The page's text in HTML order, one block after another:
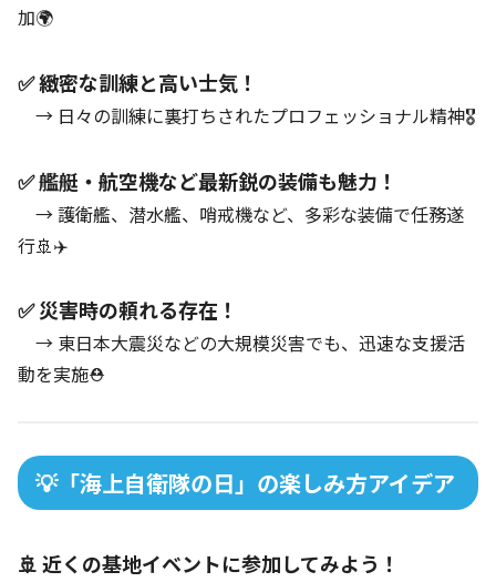
加🌍
✅ 緻密な訓練と高い士気！
→ 日々の訓練に裏打ちされたプロフェッショナル精神🎖️
✅ 艦艇・航空機など最新鋭の装備も魅力！
→ 護衛艦、潜水艦、哨戒機など、多彩な装備で任務遂
行🚢✈️
✅ 災害時の頼れる存在！
→ 東日本大震災などの大規模災害でも、迅速な支援活
動を実施⛑️
💡「海上自衛隊の日」の楽しみ方アイデア
🚢 近くの基地イベントに参加してみよう！